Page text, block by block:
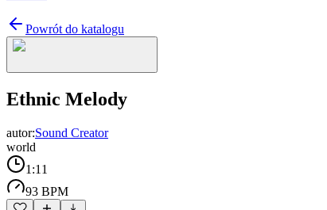
Powrót do katalogu
Ethnic Melody
autor:Sound Creator
world
1:11
93 BPM